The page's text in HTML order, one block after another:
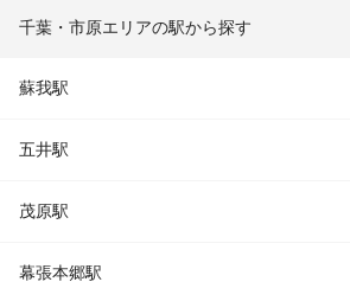
千葉・市原エリアの駅から探す
蘇我駅
五井駅
茂原駅
幕張本郷駅